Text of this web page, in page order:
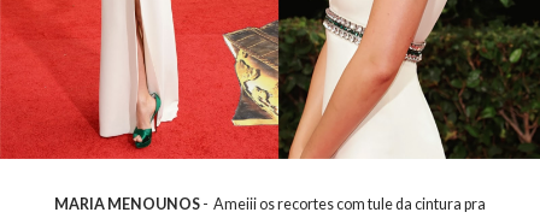
MARIA MENOUNOS - Ameiii os recortes com tule da cintura pra